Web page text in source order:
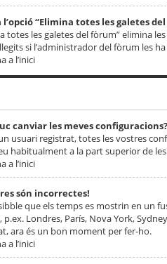
l’opció “Elimina totes les galetes
totes les galetes del fòrum” elimina
si l’administrador del fòrum les
a l’inici
canviar les meves configuracions?
usuari registrat, totes les vostres
habitualment a la part superior de
a l’inici
són incorrectes!
que els temps es mostrin en un
Londres, París, Nova York,
ara és un bon moment per fer-ho.
a l’inici